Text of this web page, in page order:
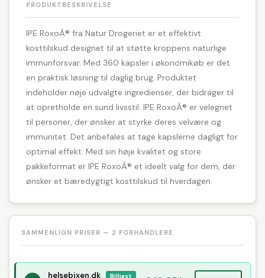
PRODUKTBESKRIVELSE
IPE RoxoÂ® fra Natur Drogeriet er et effektivt
kosttilskud designet til at støtte kroppens naturlige
immunforsvar. Med 360 kapsler i økonomikøb er det
en praktisk løsning til daglig brug. Produktet
indeholder nøje udvalgte ingredienser, der bidrager til
at opretholde en sund livsstil. IPE RoxoÂ® er velegnet
til personer, der ønsker at styrke deres velvære og
immunitet. Det anbefales at tage kapslerne dagligt for
optimal effekt. Med sin høje kvalitet og store
pakkeformat er IPE RoxoÂ® et ideelt valg for dem, der
ønsker et bæredygtigt kosttilskud til hverdagen.
SAMMENLIGN PRISER — 2 FORHANDLERE
helsebixen.dk Billigst